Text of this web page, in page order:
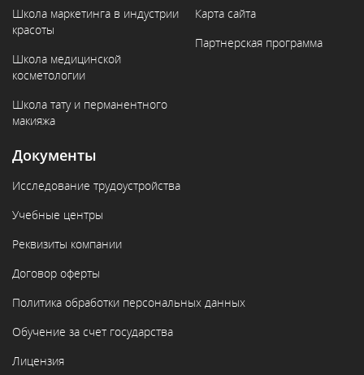
Школа маркетинга в индустрии
красоты
Школа медицинской
косметологии
Школа тату и перманентного
макияжа
Карта сайта
Партнерская программа
Документы
Исследование трудоустройства
Учебные центры
Реквизиты компании
Договор оферты
Политика обработки персональных данных
Обучение за счет государства
Лицензия